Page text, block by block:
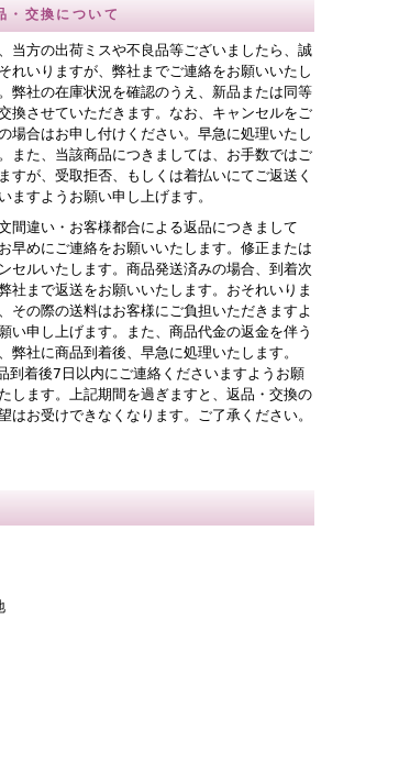
・交換について
当方の出荷ミスや不良品等ございましたら、誠
れいりますが、弊社までご連絡をお願いいたし
弊社の在庫状況を確認のうえ、新品または同等
換させていただきます。なお、キャンセルをご
場合はお申し付けください。早急に処理いたし
また、当該商品につきましては、お手数ではご
すが、受取拒否、もしくは着払いにてご返送く
ますようお願い申し上げます。
間違い・お客様都合による返品につきまして
早めにご連絡をお願いいたします。修正または
セルいたします。商品発送済みの場合、到着次
社まで返送をお願いいたします。おそれいりま
その際の送料はお客様にご負担いただきますよ
い申し上げます。また、商品代金の返金を伴う
弊社に商品到着後、早急に処理いたします。
到着後7日以内にご連絡くださいますようお願
します。上記期間を過ぎますと、返品・交換の
はお受けできなくなります。ご了承ください。